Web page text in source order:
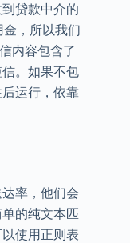
贷款中介的
，所以我们
内容包含了
。如果不包
运行，依靠
率，他们会
的纯文本匹
使用正则表